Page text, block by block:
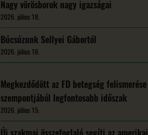
Nagy vörösborok nagy igazságai
2026. július 18.
Búcsúzunk Sellyei Gábortól
2026. július 16.
Megkezdődött az FD betegség felismerése
szempontjából legfontosabb időszak
2026. július 15.